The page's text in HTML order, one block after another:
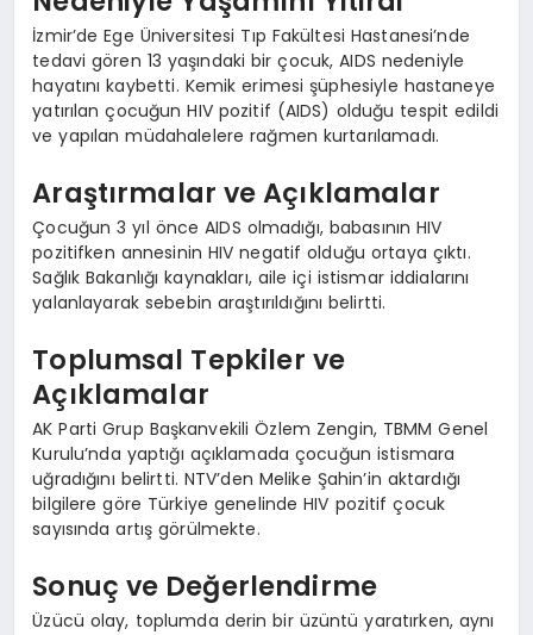
İzmir’de Ege Üniversitesi Tıp Fakültesi Hastanesi’nde
tedavi gören 13 yaşındaki bir çocuk, AIDS nedeniyle
hayatını kaybetti. Kemik erimesi şüphesiyle hastaneye
yatırılan çocuğun HIV pozitif (AIDS) olduğu tespit edildi
ve yapılan müdahalelere rağmen kurtarılamadı.
Araştırmalar ve Açıklamalar
Çocuğun 3 yıl önce AIDS olmadığı, babasının HIV
pozitifken annesinin HIV negatif olduğu ortaya çıktı.
Sağlık Bakanlığı kaynakları, aile içi istismar iddialarını
yalanlayarak sebebin araştırıldığını belirtti.
Toplumsal Tepkiler ve
Açıklamalar
AK Parti Grup Başkanvekili Özlem Zengin, TBMM Genel
Kurulu’nda yaptığı açıklamada çocuğun istismara
uğradığını belirtti. NTV’den Melike Şahin’in aktardığı
bilgilere göre Türkiye genelinde HIV pozitif çocuk
sayısında artış görülmekte.
Sonuç ve Değerlendirme
Üzücü olay, toplumda derin bir üzüntü yaratırken, aynı